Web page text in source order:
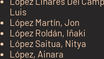
Luis
López Martín, Jon
López Roldán, Iñaki
López Saitua, Nitya
López, Ainara